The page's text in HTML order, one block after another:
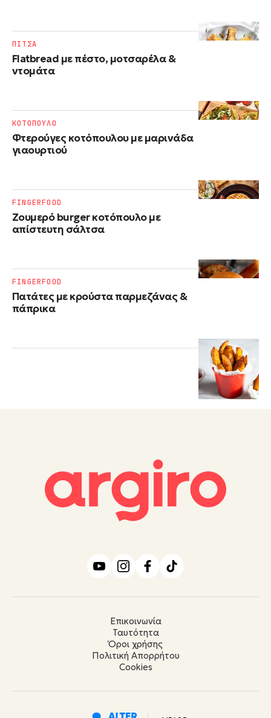
Flatbread με πέστο, μοτσαρέλα &
ντομάτα
ΠΙΤΣΑ
Φτερούγες κοτόπουλου με μαρινάδα
γιαουρτιού
ΚΟΤΟΠΟΥΛΟ
Ζουμερό burger κοτόπουλο με
απίστευτη σάλτσα
FINGERFOOD
Πατάτες με κρούστα παρμεζάνας &
πάπρικα
FINGERFOOD
Επικοινωνία
Ταυτότητα
Όροι χρήσης
Πολιτική Απορρήτου
Cookies